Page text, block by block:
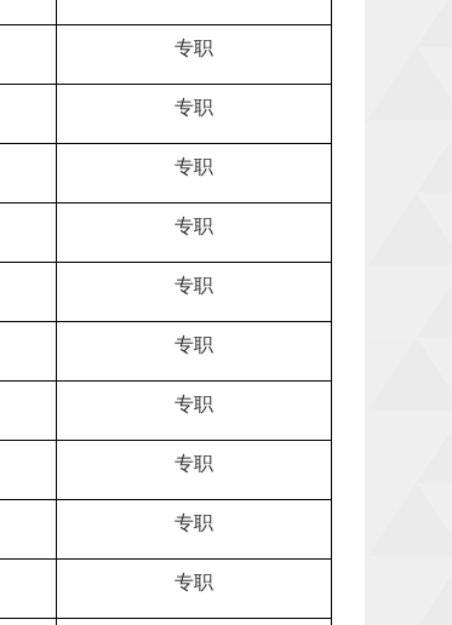
专职
专职
专职
专职
专职
专职
专职
专职
专职
专职